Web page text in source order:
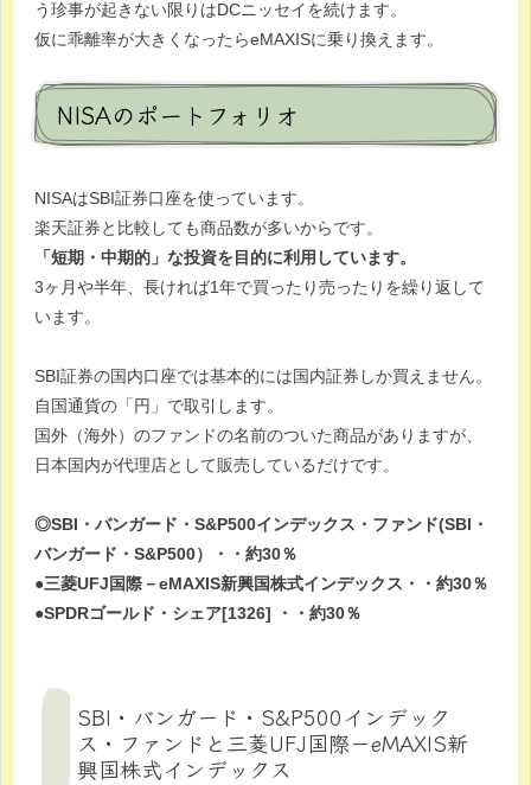
う珍事が起きない限りはDCニッセイを続けます。
仮に乖離率が大きくなったらeMAXISに乗り換えます。
NISAのポートフォリオ
NISAはSBI証券口座を使っています。
楽天証券と比較しても商品数が多いからです。
「短期・中期的」な投資を目的に利用しています。
3ヶ月や半年、長ければ1年で買ったり売ったりを繰り返して
います。
SBI証券の国内口座では基本的には国内証券しか買えません。
自国通貨の「円」で取引します。
国外（海外）のファンドの名前のついた商品がありますが、
日本国内が代理店として販売しているだけです。
◎SBI・バンガード・S&P500インデックス・ファンド(SBI・
バンガード・S&P500）・・約30％
●三菱UFJ国際－eMAXIS新興国株式インデックス・・約30％
●SPDRゴールド・シェア[1326] ・・約30％
SBI・バンガード・S&P500インデック
ス・ファンドと三菱UFJ国際－eMAXIS新
興国株式インデックス